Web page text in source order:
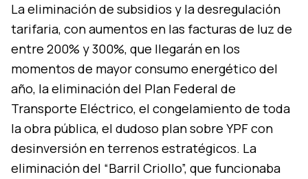
La eliminación de subsidios y la desregulación
tarifaria, con aumentos en las facturas de luz de
entre 200% y 300%, que llegarán en los
momentos de mayor consumo energético del
año, la eliminación del Plan Federal de
Transporte Eléctrico, el congelamiento de toda
la obra pública, el dudoso plan sobre YPF con
desinversión en terrenos estratégicos. La
eliminación del “Barril Criollo”, que funcionaba